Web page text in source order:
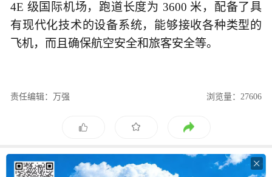
4E 级国际机场，跑道长度为 3600 米，配备了具
有现代化技术的设备系统，能够接收各种类型的
飞机，而且确保航空安全和旅客安全等。
责任编辑：万强 浏览量：27606
